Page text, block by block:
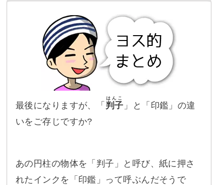
最後になりますが、「 判子
はんこ
」と「印鑑」の違
いをご存じですか?
あの円柱の物体を「判子」と呼び、紙に押さ
れたインクを「印鑑」って呼ぶんだそうで